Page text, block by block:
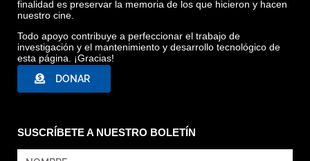
finalidad es preservar la memoria de los que hicieron y hacen
nuestro cine.
Todo apoyo contribuye a perfeccionar el trabajo de
investigación y el mantenimiento y desarrollo tecnológico de
esta página. ¡Gracias!
DONAR
SUSCRÍBETE A NUESTRO BOLETÍN